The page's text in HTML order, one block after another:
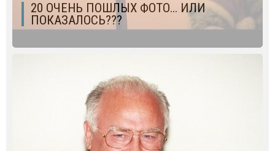
20 ОЧЕНЬ ПОШЛЫХ ФОТО... ИЛИ
ПОКАЗАЛОСЬ???